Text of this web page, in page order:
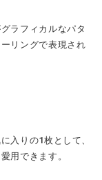
ラフィカルなパタ
リングで表現され
入りの1枚として、
用できます。